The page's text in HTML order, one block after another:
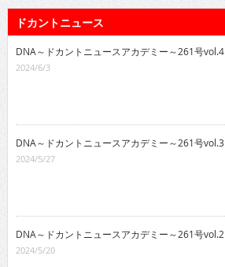
ドカントニュース
DNA～ドカントニュースアカデミー～261号vol.4
2024/6/3
DNA～ドカントニュースアカデミー～261号vol.3
2024/5/27
DNA～ドカントニュースアカデミー～261号vol.2
2024/5/20